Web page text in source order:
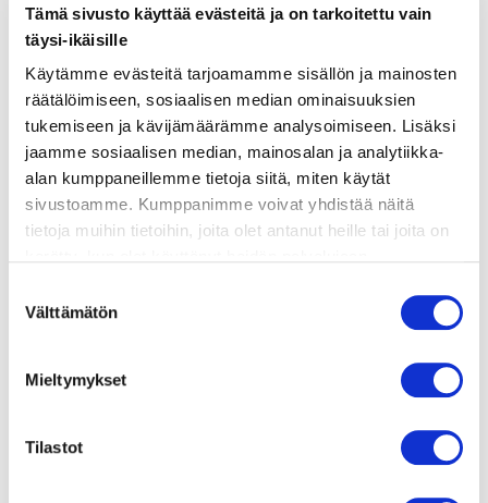
Tämä sivusto käyttää evästeitä ja on tarkoitettu vain
täysi-ikäisille
Käytämme evästeitä tarjoamamme sisällön ja mainosten
räätälöimiseen, sosiaalisen median ominaisuuksien
tukemiseen ja kävijämäärämme analysoimiseen. Lisäksi
jaamme sosiaalisen median, mainosalan ja analytiikka-
alan kumppaneillemme tietoja siitä, miten käytät
sivustoamme. Kumppanimme voivat yhdistää näitä
tietoja muihin tietoihin, joita olet antanut heille tai joita on
tai vanhempi. Vahvista ikäsi käyttääksesi sivustoa.
valinta
Välttämätön
Mieltymykset
Tilastot
ainekset
valmistusohje
lisätietoja
Pieni tilkka öljyä